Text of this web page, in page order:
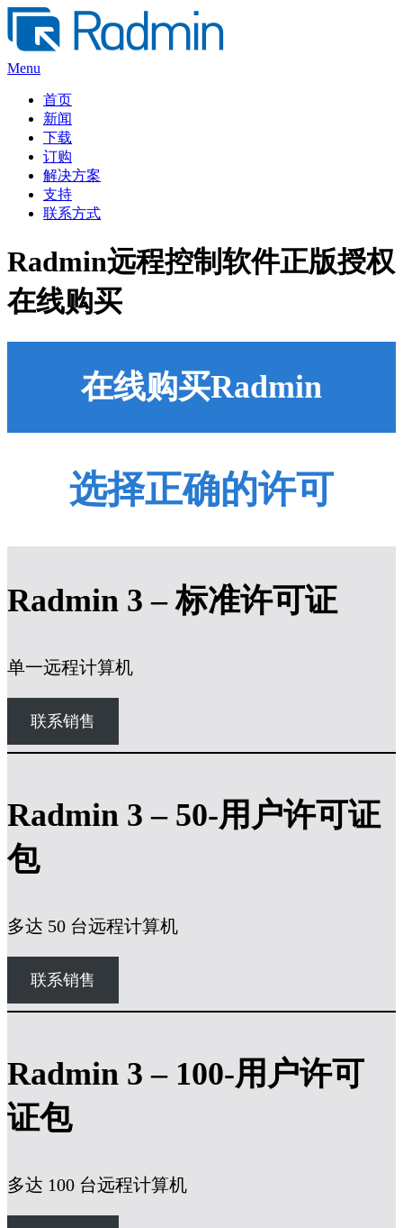
Skip
content
Menu
首页
新闻
下载
订购
解决方案
支持
联系方式
Radmin远程控制软件正版授权
在线购买
在线购买Radmin
选择正确的许可
Radmin 3 – 标准许可证
单一远程计算机
联系销售
Radmin 3 – 50-用户许可证
包
多达 50 台远程计算机
联系销售
Radmin 3 – 100-用户许可
证包
多达 100 台远程计算机